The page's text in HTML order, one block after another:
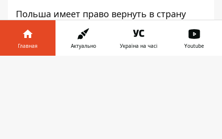
Польша имеет право вернуть в страну
предоставления гражданства только тех
украинцев, которые находятся в стране
незаконно. Поэтому лица, которые
Главная Актуально Україна на часі Youtube